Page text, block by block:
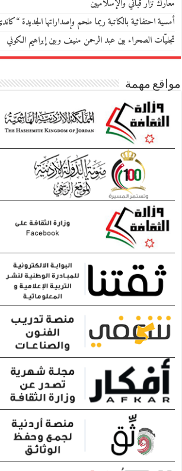
معارك نزار قباني والإسلاميين
أمسية احتفائية بالكاتبة ريما ملحم وإصداراتها الجديدة
تجليّات الصحراء بين عبد الرحمن منيف وبين إبراهيم الكوني
مواقع مهمة